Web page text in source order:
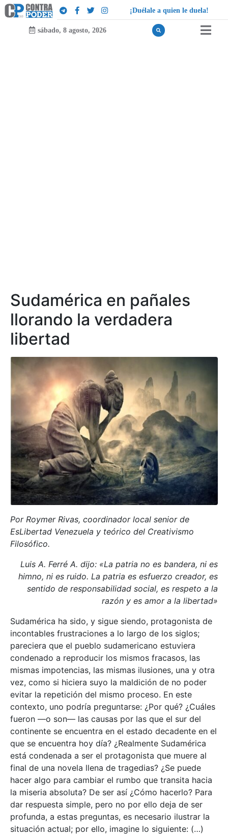
¡Duélale a quien le duela!
sábado, 8 agosto, 2026
Sudamérica en pañales
llorando la verdadera
libertad
Por Roymer Rivas, coordinador local senior de
EsLibertad Venezuela y teórico del Creativismo
Filosófico.
Luis A. Ferré A. dijo: «La patria no es bandera, ni es
himno, ni es ruido. La patria es esfuerzo creador, es
sentido de responsabilidad social, es respeto a la
razón y es amor a la libertad»
Sudamérica ha sido, y sigue siendo, protagonista de
incontables frustraciones a lo largo de los siglos;
pareciera que el pueblo sudamericano estuviera
condenado a reproducir los mismos fracasos, las
mismas impotencias, las mismas ilusiones, una y otra
vez, como si hiciera suyo la maldición de no poder
evitar la repetición del mismo proceso. En este
contexto, uno podría preguntarse: ¿Por qué? ¿Cuáles
fueron —o son— las causas por las que el sur del
continente se encuentra en el estado decadente en el
que se encuentra hoy día? ¿Realmente Sudamérica
está condenada a ser el protagonista que muere al
final de una novela llena de tragedias? ¿Se puede
hacer algo para cambiar el rumbo que transita hacia
la miseria absoluta? De ser así ¿Cómo hacerlo? Para
dar respuesta simple, pero no por ello deja de ser
profunda, a estas preguntas, es necesario ilustrar la
situación actual; por ello, imagine lo siguiente: (…)